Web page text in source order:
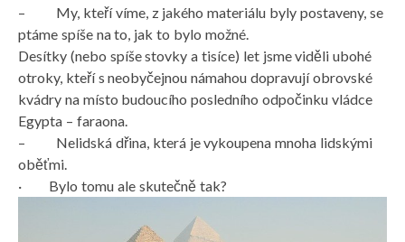
– My, kteří víme, z jakého materiálu byly postaveny, se
ptáme spíše na to, jak to bylo možné.
Desítky (nebo spíše stovky a tisíce) let jsme viděli ubohé
otroky, kteří s neobyčejnou námahou dopravují obrovské
kvádry na místo budoucího posledního odpočinku vládce
Egypta – faraona.
– Nelidská dřina, která je vykoupena mnoha lidskými
oběťmi.
· Bylo tomu ale skutečně tak?